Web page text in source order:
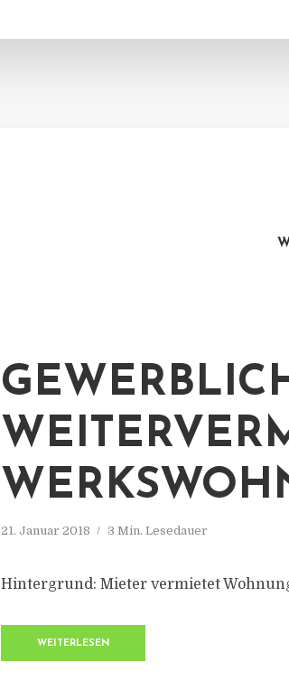
21. Januar 2018 3 Min. Lesedauer
Hintergrund: Mieter vermietet
WEITERLESEN